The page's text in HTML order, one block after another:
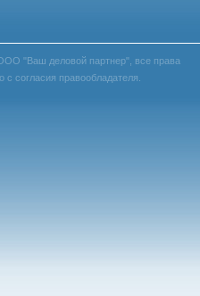
"Ваш деловой партнер" , все права
согласия правообладателя.